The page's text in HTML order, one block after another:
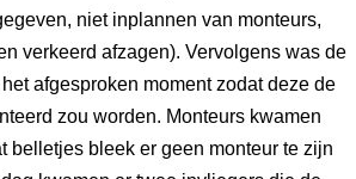
niet inplannen van monteurs,
verkeerd afzagen). Vervolgens was de
afgesproken moment zodat deze de
zou worden. Monteurs kwamen
belletjes bleek er geen monteur te zijn